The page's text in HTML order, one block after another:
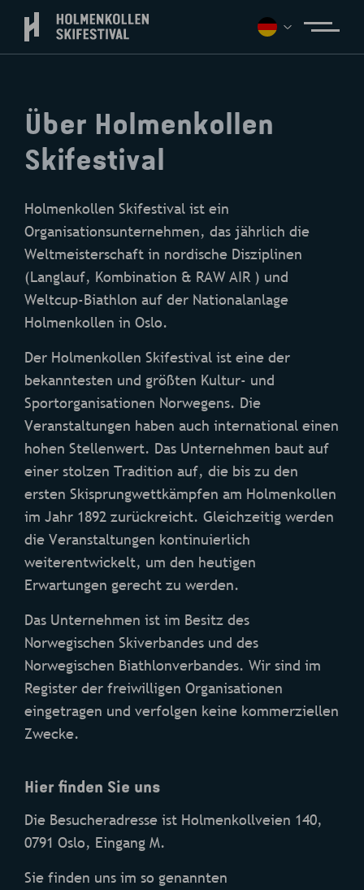
Über Holmenkollen
Skifestival
Holmenkollen Skifestival ist ein
Organisationsunternehmen, das jährlich die
Weltmeisterschaft in nordische Disziplinen
(Langlauf, Kombination & RAW AIR ) und
Weltcup-Biathlon auf der Nationalanlage
Holmenkollen in Oslo.
Der Holmenkollen Skifestival ist eine der
bekanntesten und größten Kultur- und
Sportorganisationen Norwegens. Die
Veranstaltungen haben auch international einen
hohen Stellenwert. Das Unternehmen baut auf
einer stolzen Tradition auf, die bis zu den
ersten Skisprungwettkämpfen am Holmenkollen
im Jahr 1892 zurückreicht. Gleichzeitig werden
die Veranstaltungen kontinuierlich
weiterentwickelt, um den heutigen
Erwartungen gerecht zu werden.
Das Unternehmen ist im Besitz des
Norwegischen Skiverbandes und des
Norwegischen Biathlonverbandes. Wir sind im
Register der freiwilligen Organisationen
eingetragen und verfolgen keine kommerziellen
Zwecke.
Hier finden Sie uns
Die Besucheradresse ist Holmenkollveien 140,
0791 Oslo, Eingang M.
Sie finden uns im so genannten